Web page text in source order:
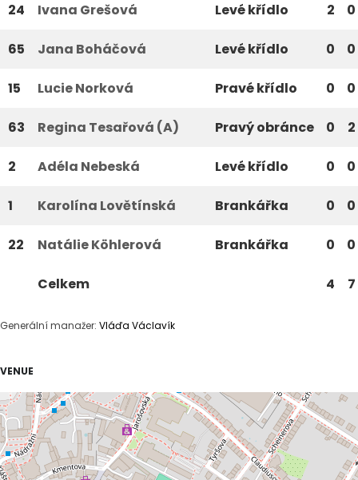
24 Ivana Grešová Levé křídlo 2 0
65 Jana Boháčová Levé křídlo 0 0
15 Lucie Norková Pravé křídlo 0 0
63 Regina Tesařová (A) Pravý obránce 0 2
2 Adéla Nebeská Levé křídlo 0 0
1 Karolína Lovětínská Brankářka 0 0
22 Natálie Köhlerová Brankářka 0 0
Celkem 4 7
Generální manažer: Vláďa Václavík
VENUE